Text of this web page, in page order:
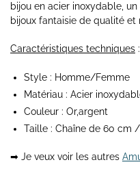
bijou en acier inoxydable,
bijoux fantaisie de qualité
Caractéristiques techniques :
Style : Homme/Femme
Matériau : Acier
Couleur : Or,argent
Taille : Chaîne de 60 cm
➡ Je veux voir les autres